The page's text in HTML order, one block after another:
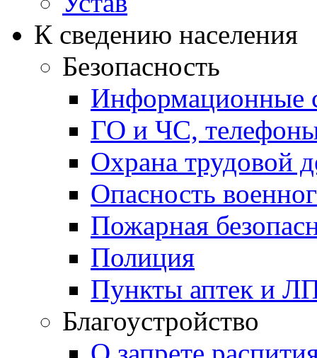
К сведению населения
Безопасность
Информационные
ГО и ЧС,
Охрана трудовой
Опасность
Пожарная
Полиция
Пункты аптек и
Благоустройство